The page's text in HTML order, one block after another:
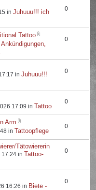
inJuhuuu!!! ich
0
Tattoo
Ankündigungen,
0
inJuhuuu!!!
0
17:09 in Tattoo
0
Arm
in Tattoopflege
0
Tätowiererin
in Tattoo-
0
16:26 in Biete -
0